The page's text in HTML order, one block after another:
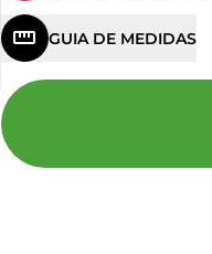
GUIA DE MEDIDAS